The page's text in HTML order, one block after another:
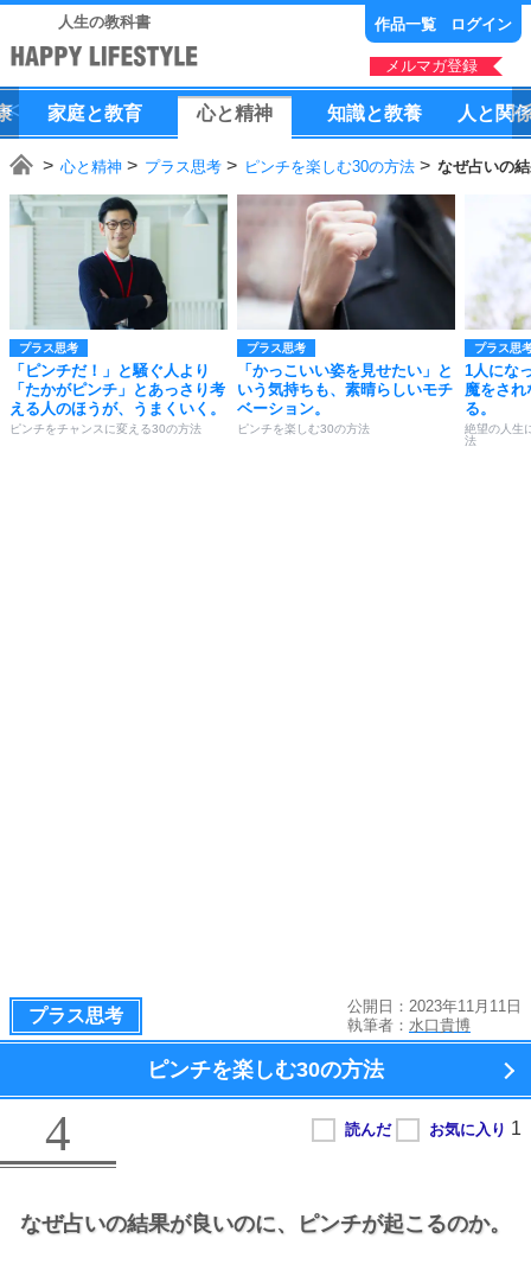
人生の教科書 作品一覧 ログイン
メルマガ登録
家庭と教育 心と精神 知識と教養 人 と 関
心と精神 プラス思考 ピンチを楽しむ30の方法 なぜ占いの
プラス思考
「ピンチだ！」と騒ぐ人より
「たかがピンチ」とあっさり考
える人のほうが、うまくいく。
ピンチをチャンスに変える30の方法
プラス思考
「かっこいい姿を見せたい」と
いう気持ちも、素晴らしいモチ
ベーション。
ピンチを楽しむ30の方法
プラス思
1人にな
魔をされ
る。
絶望の人生
法
プラス思考
公開日：2023年11月11日
執筆者： 水口貴博
ピンチを楽しむ30の方法
4
なぜ占いの結果が良いのに、 ピンチが起こるのか。